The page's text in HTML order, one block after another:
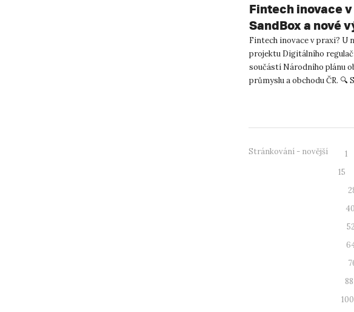
Fintech inovace
SandBox a nové
Fintech inovace v praxi? U
projektu Digitálního
součástí Národního plánu
průmyslu a obchodu ČR.
Stránkování - novější 1
15
40
52
88
100